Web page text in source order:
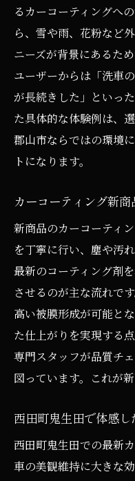
るカーコーティングへ
ら、雪や雨、花粉など
ニーズが背景にあるた
ユーザーからは「洗車
が長続きした」といっ
た具体的な体験例は、
郡山市ならではの環境
トになります。
カーコーティング新
新商品のカーコーティ
を丁寧に行い、塵や汚
最新のコーティング剤
させるのが主な流れで
高い被膜形成が可能と
た仕上がりを実現する
専門スタッフが品質チ
図っています。これが
西田町鬼生田で体感
西田町鬼生田での最新
車の美観維持に大きな